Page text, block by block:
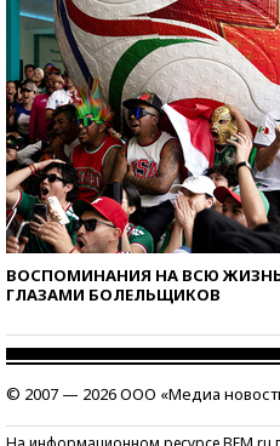
ВОСПОМИНАНИЯ НА ВСЮ
ГЛАЗАМИ БОЛЕЛЬЩИКОВ
© 2007 — 2026 ООО «Медиа